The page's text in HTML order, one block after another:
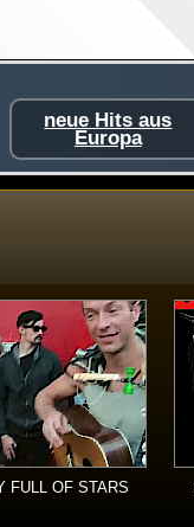
neue Hits aus
Europa
FULL OF STARS